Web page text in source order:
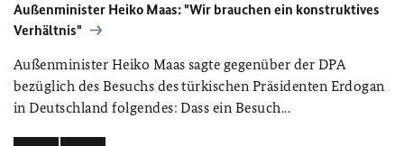
Außenminister Heiko Maas: "Wir brauchen ein konstruktives
Verhältnis"
Außenminister Heiko Maas sagte gegenüber der DPA
bezüglich des Besuchs des türkischen Präsidenten Erdogan
in Deutschland folgendes: Dass ein Besuch...